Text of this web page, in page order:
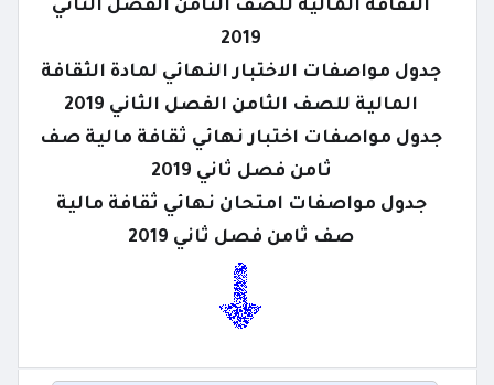
الثقافة المالية للصف الثامن الفصل الثاني
2019
جدول مواصفات الاختبار النهائي لمادة الثقافة
المالية للصف الثامن الفصل الثاني 2019
جدول مواصفات اختبار نهائي ثقافة مالية صف
ثامن فصل ثاني 2019
جدول مواصفات امتحان نهائي ثقافة مالية
صف ثامن فصل ثاني 2019